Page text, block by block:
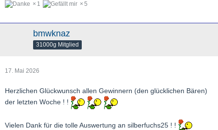
1 5
bmwknaz
31000g Mitglied
17. Mai 2026
Herzlichen Glückwunsch allen Gewinnern (den glücklichen Bären)
der letzten Woche ! !
Vielen Dank für die tolle Auswertung an silberfuchs25 ! !